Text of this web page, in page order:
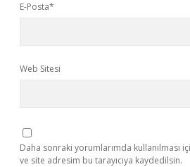
E-Posta*
Web Sitesi
Daha sonraki yorumlarımda kullanılması
ve site adresim bu tarayıcıya kaydedilsin.